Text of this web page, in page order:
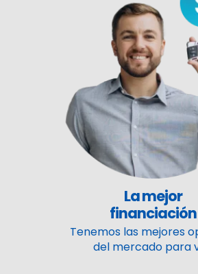
La mejor
financiación
Tenemos las mejores
del mercado para